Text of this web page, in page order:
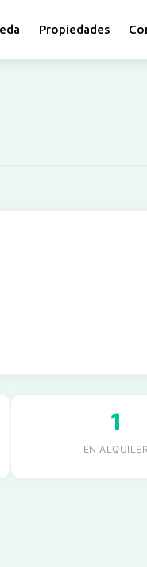
Propiedades
1
EN ALQUILER